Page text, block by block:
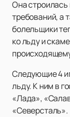
Она строилась
требований, а
болельщики
ко льду и
Следующие 4
льду. К ним в
«Лада»,
«Северсталь».